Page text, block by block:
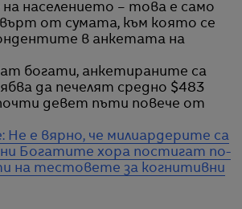
на населението – това е само
от сумата, към която се
в анкетата на
богати, анкетираните са
да печелят средно $483
девет пъти повече от
Не е вярно, че милиардерите са
Богатите хора постигат по-
на тестовете за когнитивни